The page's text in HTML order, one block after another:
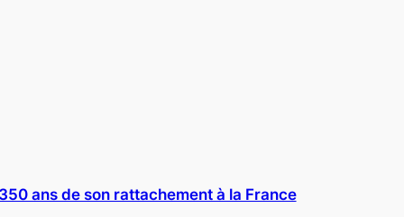
ans de son rattachement à la France